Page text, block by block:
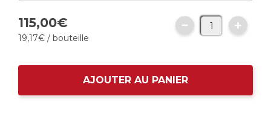
115,00€
19,17€ / bouteille
AJOUTER AU PANIER